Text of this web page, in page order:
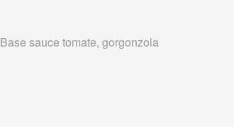
Base sauce tomate, gorgonzola